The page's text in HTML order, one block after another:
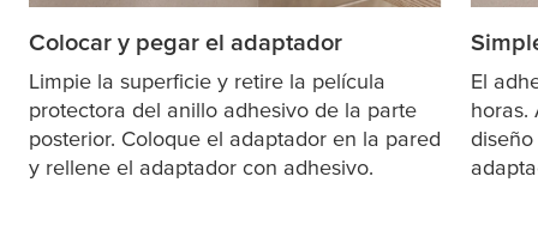
Colocar y pegar el adaptador
Limpie la superficie y retire la película
protectora del anillo adhesivo de la parte
posterior. Coloque el adaptador en la pared
y rellene el adaptador con adhesivo.
El
horas.